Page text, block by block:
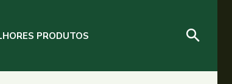
PRODUTOS